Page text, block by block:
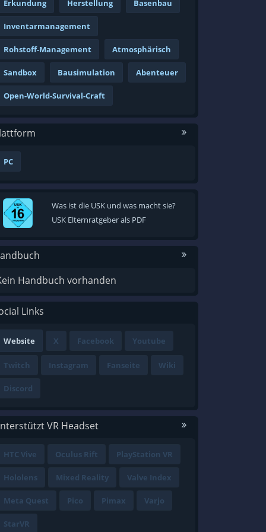
Erkundung Herstellung Basenbau
Inventarmanagement
Rohstoff-Management Atmosphärisch
Sandbox Bausimulation Abenteuer
Open-World-Survival-Craft
PC
Was ist die USK und was macht sie?
USK Elternratgeber als PDF
Handbuch vorhanden
Links
Website X Facebook Youtube
Twitch Instagram Fanseite Wiki
Discord
VR Headset
HTC Vive Oculus Rift PlayStation VR
Hololens Mixed Reality Valve Index
Meta Quest Pico Pimax Varjo
StarVR